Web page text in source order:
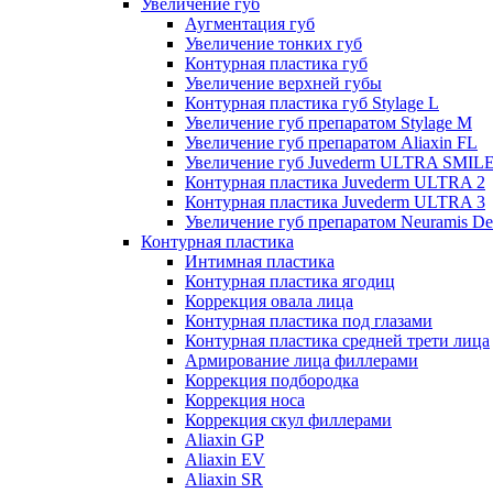
Увеличение губ
Аугментация губ
Увеличение тонких губ
Контурная пластика губ
Увеличение верхней губы
Контурная пластика губ Stylage L
Увеличение губ препаратом Stylage M
Увеличение губ препаратом Aliaxin FL
Увеличение губ Juvederm ULTRA
Контурная пластика Juvederm ULTRA 2
Контурная пластика Juvederm ULTRA 3
Увеличение губ препаратом Neuramis
Контурная пластика
Интимная пластика
Контурная пластика ягодиц
Коррекция овала лица
Контурная пластика под глазами
Контурная пластика средней трети лица
Армирование лица филлерами
Коррекция подбородка
Коррекция носа
Коррекция скул филлерами
Aliaxin GP
Aliaxin EV
Aliaxin SR